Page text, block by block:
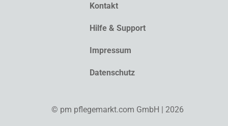
Kontakt
Hilfe & Support
Impressum
Datenschutz
© pm pflegemarkt.com GmbH | 2026